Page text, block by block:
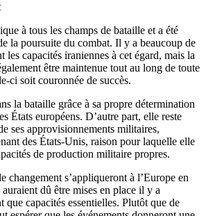
à tous les champs de bataille et a été
la poursuite du combat. Il y a beaucoup de
les capacités iraniennes à cet égard, mais la
être maintenue tout au long de toute
ci soit couronnée de succès.
la bataille grâce à sa propre détermination
États européens. D’autre part, elle reste
ses approvisionnements militaires,
des États-Unis, raison pour laquelle elle
de production militaire propres.
changement s’appliqueront à l’Europe en
dû être mises en place il y a
que capacités essentielles. Plutôt que de